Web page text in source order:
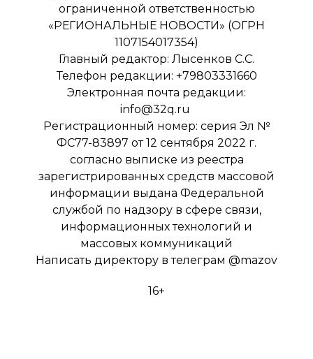
ограниченной ответственностью
«РЕГИОНАЛЬНЫЕ НОВОСТИ» (ОГРН
1107154017354)
Главный редактор: Лысенков С.С.
Телефон редакции: +79803331660
Электронная почта редакции:
info@32q.ru
Регистрационный номер: серия Эл №
ФС77-83897 от 12 сентября 2022 г.
согласно выписке из реестра
зарегистрированных средств массовой
информации выдана Федеральной
службой по надзору в сфере связи,
информационных технологий и
массовых коммуникаций
Написать директору в телеграм @mazov
16+